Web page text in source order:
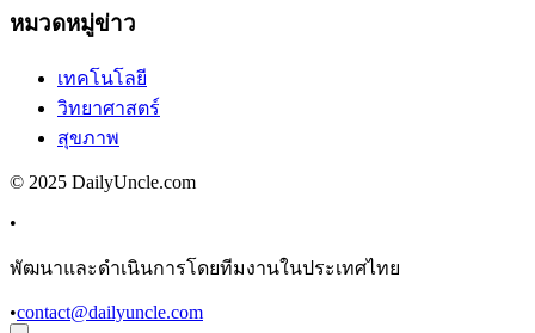
หมวดหมู่ข่าว
เทคโนโลยี
วิทยาศาสตร์
สุขภาพ
© 2025 DailyUncle.com
•
พัฒนาและดำเนินการโดยทีมงานในประเทศไทย
•contact@dailyuncle.com